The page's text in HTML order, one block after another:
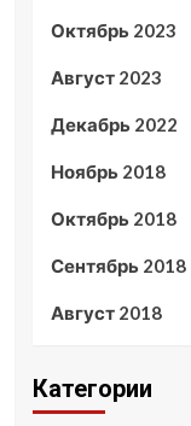
Октябрь 2023
Август 2023
Декабрь 2022
Ноябрь 2018
Октябрь 2018
Сентябрь 2018
Август 2018
Категории